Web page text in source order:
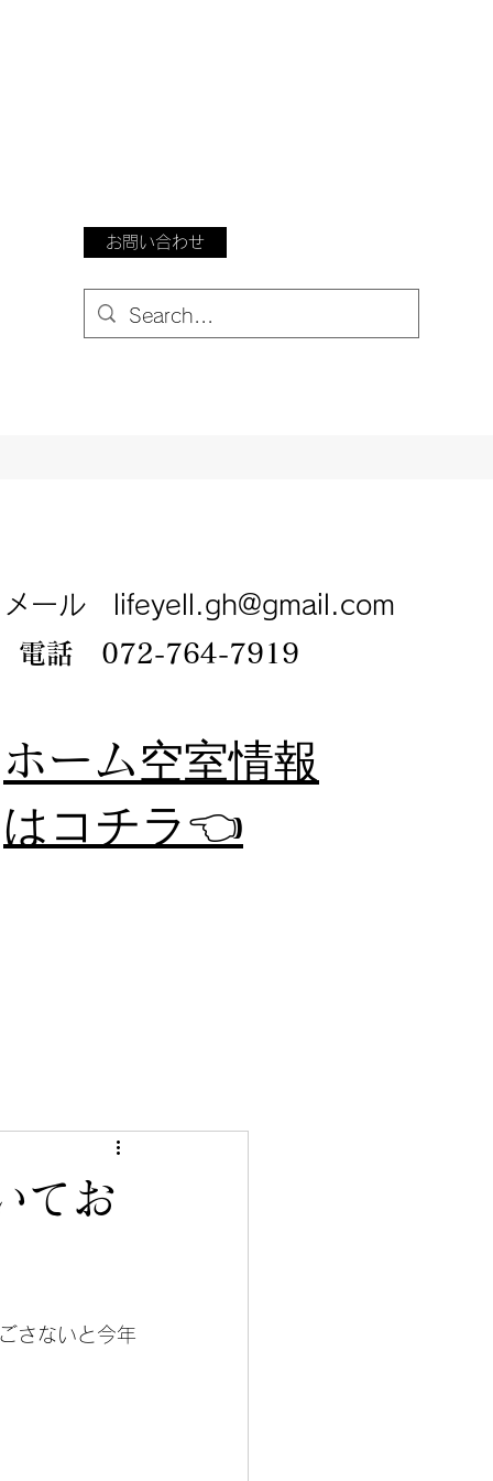
お問い合わせ
メール
lifeyell.gh@gmail.com
電話 072-764-7919
​ホーム空室情報
​はコチラ👈
てお
さないと今年